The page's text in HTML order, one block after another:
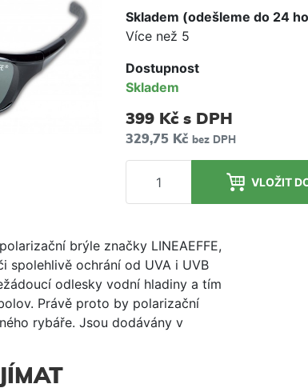
Skladem (odešleme do 24
Více než 5
Dostupnost
Skladem
399 Kč s DPH
329,75 Kč bez DPH
VLOŽIT
brýle značky LINEAEFFE,
spolehlivě ochrání od UVA i UVB
odlesky vodní hladiny a tím
Právě proto by polarizační
rybáře. Jsou dodávány v